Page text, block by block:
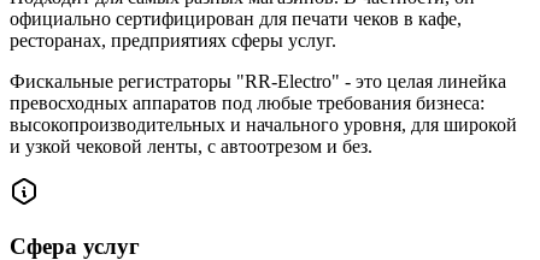
официально сертифицирован для печати чеков в кафе,
ресторанах, предприятиях сферы услуг.
Фискальные регистраторы "RR-Electro" - это целая линейка
превосходных аппаратов под любые требования бизнеса:
высокопроизводительных и начального уровня, для широкой
и узкой чековой ленты, с автоотрезом и без.
Сфера услуг